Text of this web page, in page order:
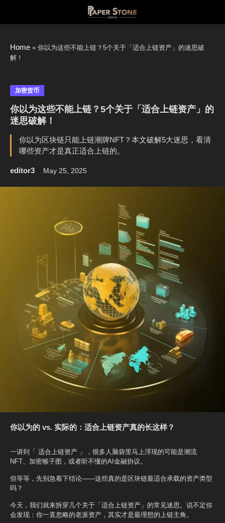
content
Home » 你以为这些不能上链？5个关于「适合上链资产」的迷思破
解！
加密货币
你以为这些不能上链？5个关于「适合上链资产」的
迷思破解！
你以为区块链只能上链潮牌NFT？本文破解5大迷思，看清
哪些资产才是真正适合上链的。
editor3 May 25, 2025
你以为的 vs. 实际的：适合上链资产真的长这样？
一讲到「 适合上链资产 」，很多人脑袋里马上浮现的可能是潮流
NFT、加密猴子图，或者听不懂的AI金融协议。
但等等，先别急着下结论——这些真的是区块链最适合承载的资产类型
吗？
今天，我们就来拆穿几个关于「适合上链资产」的常见迷思。说不定你
会发现：你一直忽略的老派资产，其实才是最理想的上链主角。